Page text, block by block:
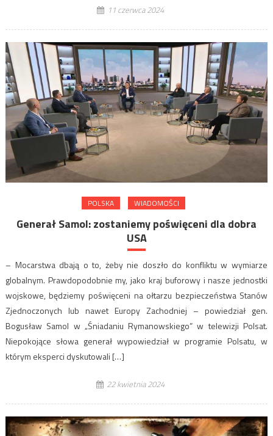
11 czerwca 2024
POLSKA WIADOMOŚCI
Generał Samol: zostaniemy poświęceni dla dobra
USA
– Mocarstwa dbają o to, żeby nie doszło do konfliktu w wymiarze
globalnym. Prawdopodobnie my, jako kraj buforowy i nasze jednostki
wojskowe, będziemy poświęceni na ołtarzu bezpieczeństwa Stanów
Zjednoczonych lub nawet Europy Zachodniej – powiedział gen.
Bogusław Samol w „Śniadaniu Rymanowskiego” w telewizji Polsat.
Niepokojące słowa generał wypowiedział w programie Polsatu, w
którym eksperci dyskutowali […]
22 kwietnia 2024